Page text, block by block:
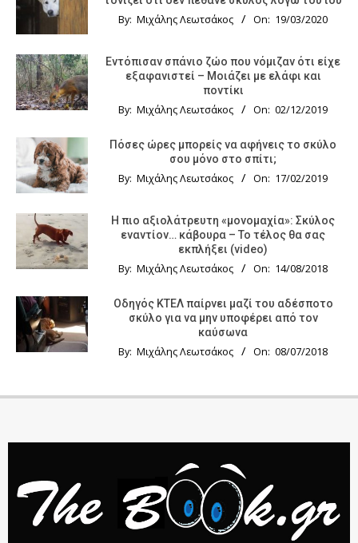
By: Μιχάλης Λεωτσάκος On: 19/03/2020
Εντόπισαν σπάνιο ζώο που νόμιζαν ότι είχε
εξαφανιστεί – Μοιάζει με ελάφι και
ποντίκι
By: Μιχάλης Λεωτσάκος On: 02/12/2019
Πόσες ώρες μπορείς να αφήνεις το σκύλο
σου μόνο στο σπίτι;
By: Μιχάλης Λεωτσάκος On: 17/02/2019
Η πιο αξιολάτρευτη «μονομαχία»: Σκύλος
εναντίον… κάβουρα – Το τέλος θα σας
εκπλήξει (video)
By: Μιχάλης Λεωτσάκος On: 14/08/2018
Οδηγός KTΕΛ παίρνει μαζί του αδέσποτο
σκύλο για να μην υποφέρει από τον
καύσωνα
By: Μιχάλης Λεωτσάκος On: 08/07/2018